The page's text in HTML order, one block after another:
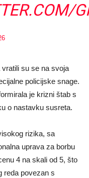
su se na svoja
policijske snage.
je krizni štab s
o nastavku susreta.
rizika, sa
uprava za borbu
4 na skali od 5, što
reda povezan s